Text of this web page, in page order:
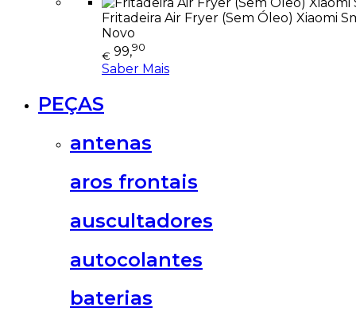
Fritadeira Air Fryer (Sem Óleo) Xiaomi
Novo
€ 99,90
Saber Mais
PEÇAS
antenas
aros frontais
auscultadores
autocolantes
baterias